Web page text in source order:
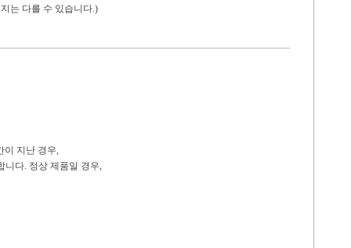
는 다를 수 있습니다.)
이 지난 경우,
다. 정상 제품일 경우,